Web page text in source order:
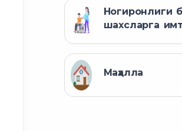
Ногиронлиги
шахсларга
Маҳалла